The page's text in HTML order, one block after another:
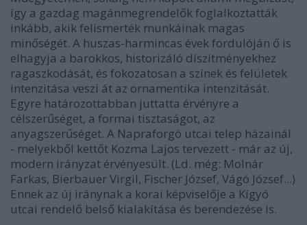
így a gazdag magánmegrendelők foglalkoztatták
inkább, akik felismerték munkáinak magas
minőségét. A huszas-harmincas évek fordulóján ő is
elhagyja a barokkos, historizáló díszítményekhez
ragaszkodását, és fokozatosan a színek és felületek
intenzitása veszi át az ornamentika intenzitását.
Egyre határozottabban juttatta érvényre a
célszerűséget, a formai tisztaságot, az
anyagszerűséget. A Napraforgó utcai telep házainál
- melyekből kettőt Kozma Lajos tervezett - már az új,
modern irányzat érvényesült. (Ld. még: Molnár
Farkas, Bierbauer Virgil, Fischer József, Vágó József...)
Ennek az új iránynak a korai képviselője a Kígyó
utcai rendelő belső kialakítása és berendezése is.